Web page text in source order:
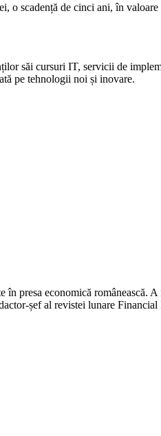
o scadență de cinci ani, în
săi cursuri IT, servicii de
pe tehnologii noi și inovare.
presa economică
șef al revistei lunare